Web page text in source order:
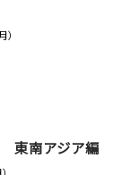
）
東南アジア編